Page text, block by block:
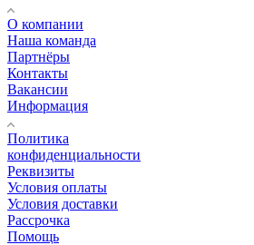
О компании
Наша команда
Партнёры
Контакты
Вакансии
Информация
Политика
конфиденциальности
Реквизиты
Условия оплаты
Условия доставки
Рассрочка
Помощь